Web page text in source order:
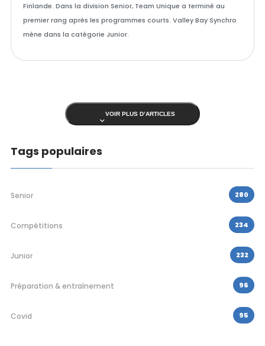
Finlande. Dans la division Senior, Team Unique a terminé au
premier rang après les programmes courts. Valley Bay Synchro
mène dans la catégorie Junior.
VOIR PLUS D’ARTICLES
Tags populaires
Senior 280
Compétitions 234
Junior 232
Préparation & entraînement 96
Covid 95